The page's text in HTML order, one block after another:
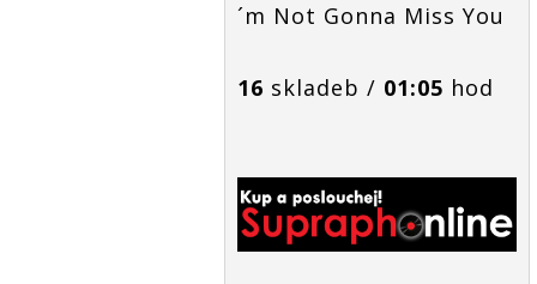
´m Not Gonna Miss You
16 skladeb / 01:05 hod